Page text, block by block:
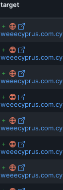
target
weeecyprus.com.cy
weeecyprus.com.cy
weeecyprus.com.cy
weeecyprus.com.cy
weeecyprus.com.cy
weeecyprus.com.cy
weeecyprus.com.cy